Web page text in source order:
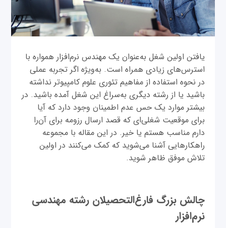
یافتن اولین شغل به‌عنوان یک مهندس نرم‌افزار همواره با
استرس‌های زیادی همراه است. به‌ویژه اگر تجربه‌ عملی
در نحوه استفاده از مفاهیم تئوری علوم کامپیوتر نداشته
باشید یا از رشته دیگری به‌سراغ این شغل آمده باشید. در
بیشتر موارد یک حس عدم اطمینان وجود دارد که آیا
برای موقعیت شغلی‌ای که قصد ارسال رزومه برای آن‌را
دارم مناسب هستم یا خیر. در این مقاله با مجموعه
راهکارهایی آشنا می‌شوید که کمک می‌کنند در اولین
تلاش موفق ظاهر شوید.
چالش بزرگ فارغ‌التحصیلان رشته مهندسی
نرم‌افزار